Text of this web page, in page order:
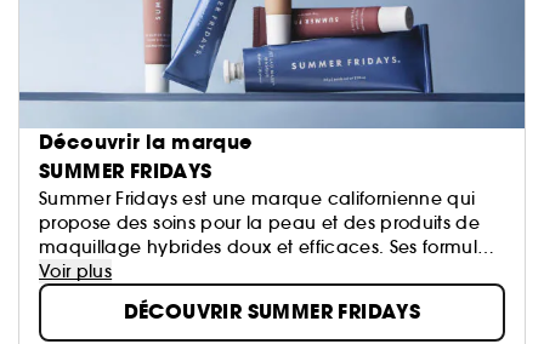
Découvrir la marque
SUMMER FRIDAYS
Summer Fridays est une marque californienne qui
propose des soins pour la peau et des produits de
maquillage hybrides doux et efficaces. Ses formules
primées facilitent les routines quotidiennes et
illuminent le teint, pour que chaque jour soit comme
un vendredi d'été.
Voir plus
DÉCOUVRIR SUMMER FRIDAYS